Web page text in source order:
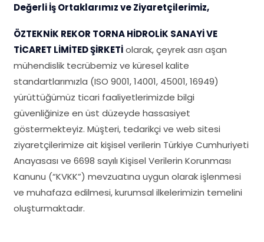
Değerli İş Ortaklarımız ve Ziyaretçilerimiz,
ÖZTEKNİK REKOR TORNA HİDROLİK SANAYİ VE
TİCARET LİMİTED ŞİRKETİolarak, çeyrek asrı aşan
mühendislik tecrübemiz ve küresel kalite
standartlarımızla (ISO 9001, 14001, 45001, 16949)
yürüttüğümüz ticari faaliyetlerimizde bilgi
güvenliğinize en üst düzeyde hassasiyet
göstermekteyiz. Müşteri, tedarikçi ve web sitesi
ziyaretçilerimize ait kişisel verilerin Türkiye Cumhuriyeti
Anayasası ve 6698 sayılı Kişisel Verilerin Korunması
Kanunu (“KVKK”) mevzuatına uygun olarak işlenmesi
ve muhafaza edilmesi, kurumsal ilkelerimizin temelini
oluşturmaktadır.